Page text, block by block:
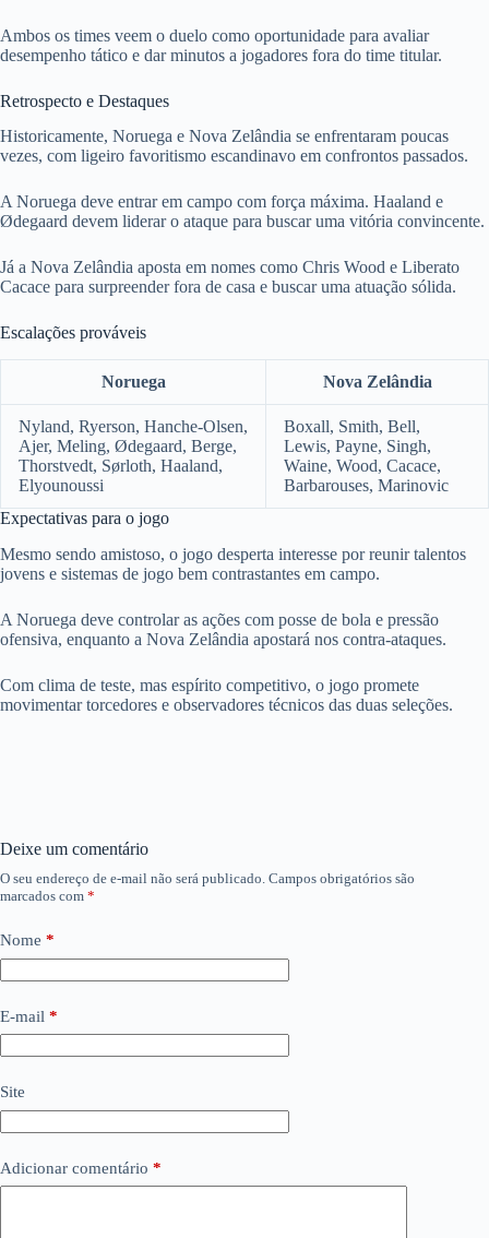
Ambos os times veem o duelo como oportunidade para avaliar
desempenho tático e dar minutos a jogadores fora do time titular.
Retrospecto e Destaques
Historicamente, Noruega e Nova Zelândia se enfrentaram poucas
vezes, com ligeiro favoritismo escandinavo em confrontos passados.
A Noruega deve entrar em campo com força máxima. Haaland e
Ødegaard devem liderar o ataque para buscar uma vitória convincente.
Já a Nova Zelândia aposta em nomes como Chris Wood e Liberato
Cacace para surpreender fora de casa e buscar uma atuação sólida.
Escalações prováveis
Noruega Nova Zelândia
Nyland, Ryerson, Hanche-Olsen,
Ajer, Meling, Ødegaard, Berge,
Thorstvedt, Sørloth, Haaland,
Elyounoussi
Boxall, Smith, Bell,
Lewis, Payne, Singh,
Waine, Wood, Cacace,
Barbarouses, Marinovic
Expectativas para o jogo
Mesmo sendo amistoso, o jogo desperta interesse por reunir talentos
jovens e sistemas de jogo bem contrastantes em campo.
A Noruega deve controlar as ações com posse de bola e pressão
ofensiva, enquanto a Nova Zelândia apostará nos contra-ataques.
Com clima de teste, mas espírito competitivo, o jogo promete
movimentar torcedores e observadores técnicos das duas seleções.
Deixe um comentário
O seu endereço de e-mail não será publicado. Campos obrigatórios são
marcados com *
Nome *
E-mail *
Site
Adicionar comentário *